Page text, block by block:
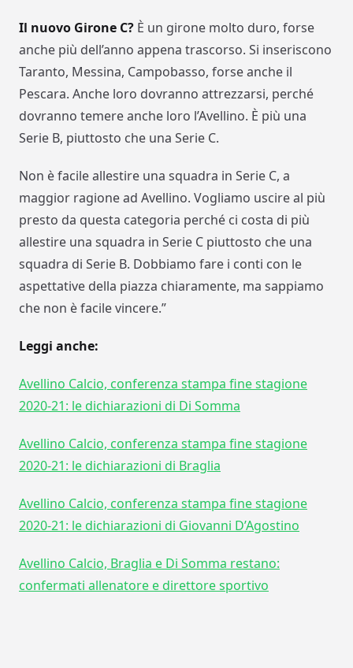
Il nuovo Girone C? È un girone molto duro, forse
anche più dell’anno appena trascorso. Si inseriscono
Taranto, Messina, Campobasso, forse anche il
Pescara. Anche loro dovranno attrezzarsi, perché
dovranno temere anche loro l’Avellino. È più una
Serie B, piuttosto che una Serie C.
Non è facile allestire una squadra in Serie C, a
maggior ragione ad Avellino. Vogliamo uscire al più
presto da questa categoria perché ci costa di più
allestire una squadra in Serie C piuttosto che una
squadra di Serie B. Dobbiamo fare i conti con le
aspettative della piazza chiaramente, ma sappiamo
che non è facile vincere.”
Leggi anche:
Avellino Calcio, conferenza stampa fine stagione
2020-21: le dichiarazioni di Di Somma
Avellino Calcio, conferenza stampa fine stagione
2020-21: le dichiarazioni di Braglia
Avellino Calcio, conferenza stampa fine stagione
2020-21: le dichiarazioni di Giovanni D’Agostino
Avellino Calcio, Braglia e Di Somma restano:
confermati allenatore e direttore sportivo